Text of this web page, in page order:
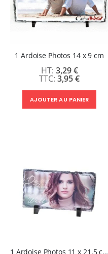
1 Ardoise Photos 14 x 9 cm
3,95 €
3,29 €
AJOUTER AU PANIER
1 Ardoise Photos 11 x 21,5 cm